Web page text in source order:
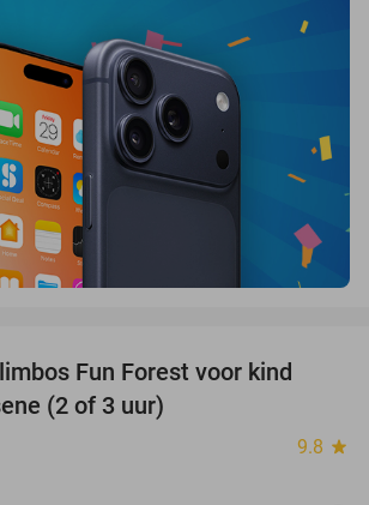
Fun Forest voor kind
(2 of 3 uur)
9.8 star